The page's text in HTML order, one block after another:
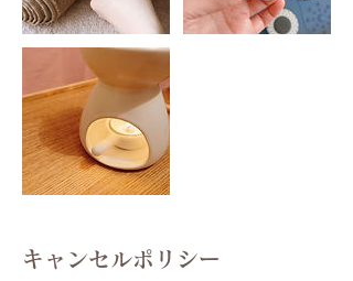
キャンセルポリシー